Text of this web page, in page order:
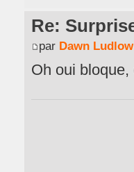
Re:
par Dawn Ludlow
Oh oui